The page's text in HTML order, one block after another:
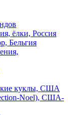
ёлки, Россия
Бельгия
куклы, США
Noel), США-